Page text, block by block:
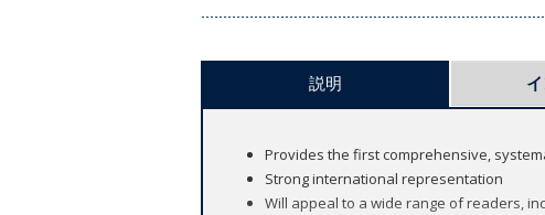
説明
Provides the first comprehensive,
Strong international representation
Will appeal to a wide range of readers,